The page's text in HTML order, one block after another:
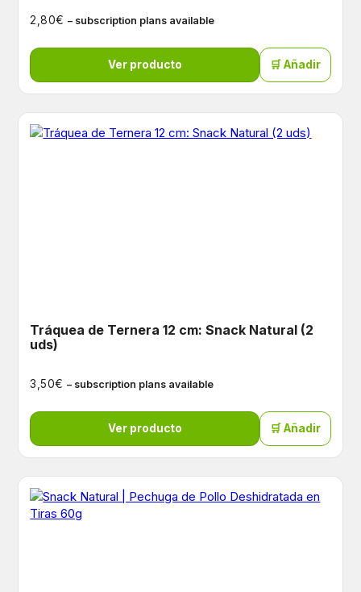
2,80€ – subscription plans available
Ver producto 🛒 Añadir
Tráquea de Ternera 12 cm: Snack Natural (2
uds)
3,50€ – subscription plans available
Ver producto 🛒 Añadir